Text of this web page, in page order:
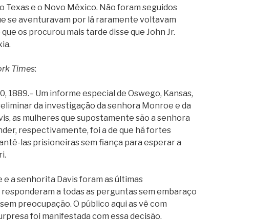
Texas e o Novo México. Não foram seguidos
se aventuravam por lá raramente voltavam
os procurou mais tarde disse que John Jr.
Times:
1889.– Um informe especial de Oswego, Kansas,
da investigação da senhora Monroe e da
as mulheres que supostamente são a senhora
respectivamente, foi a de que há fortes
las prisioneiras sem fiança para esperar a
a senhorita Davis foram as últimas
a todas as perguntas sem embaraço
preocupação. O público aqui as vê com
foi manifestada com essa decisão.